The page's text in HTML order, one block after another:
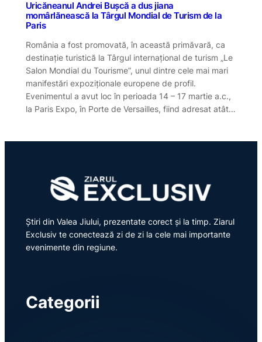
Uricăneanul Andrei Bușcă a dus jiana
momârlănească la Târgul Mondial de Turism de la
Paris
România a fost promovată, în această primăvară, ca
destinație turistică la Târgul internațional de turism „Le
Salon Mondial du Tourisme”, unul dintre cele mai mari
manifestări expoziționale europene de profil.
Evenimentul a avut loc în perioada 14 – 17 martie a.c.,
la Paris Expo, în Porte de Versailles, fiind adresat atât…
Știri din Valea Jiului, prezentate corect și la timp. Ziarul
Exclusiv te conectează zi de zi la cele mai importante
evenimente din regiune.
Categorii